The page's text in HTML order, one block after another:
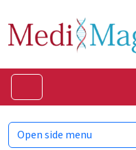
Open side menu